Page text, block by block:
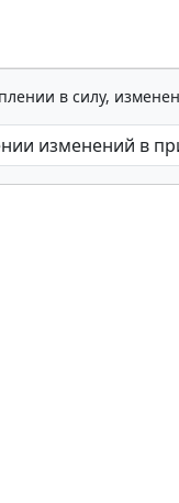
в силу,